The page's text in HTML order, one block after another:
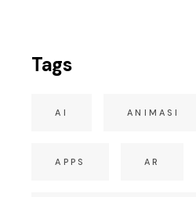
Tags
AI ANIMASI
APPS AR